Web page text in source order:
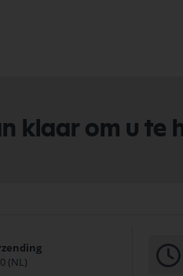
klaar om u te
(NL)